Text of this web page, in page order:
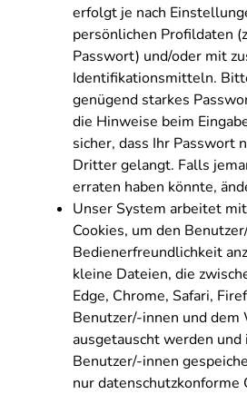
erfolgt je nach
persönlichen Profildaten
Passwort) und/oder mit
Identifikationsmitteln.
genügend starkes
die Hinweise beim
sicher, dass Ihr Passwort
Dritter gelangt. Falls
erraten haben könnte,
Unser System arbeitet
Cookies, um den
Bedienerfreundlichkeit
kleine Dateien, die
Edge, Chrome, Safari,
Benutzer/-innen und dem
ausgetauscht werden
Benutzer/-innen
nur datenschutzkonforme